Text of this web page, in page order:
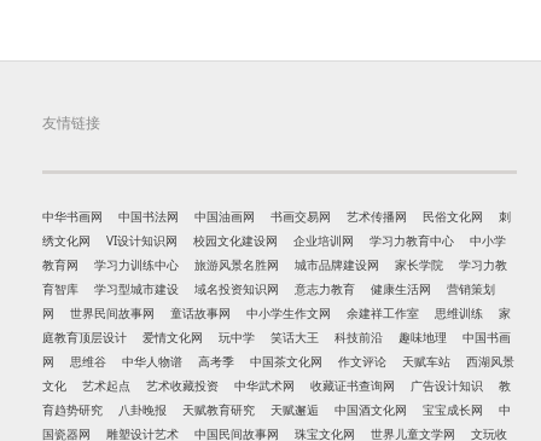
友情链接
中华书画网 中国书法网 中国油画网 书画交易网 艺术传播网 民俗文化网
刺
绣文化网
VI设计知识网 校园文化建设网 企业培训网 学习力教育中心
中小学
教育网
学习力训练中心 旅游风景名胜网 城市品牌建设网 家长学院
学习力教
育智库
学习型城市建设 域名投资知识网 意志力教育 健康生活网
营销策划
网
世界民间故事网 童话故事网 中小学生作文网 余建祥工作室 思维训练
家
庭教育顶层设计
爱情文化网 玩中学 笑话大王 科技前沿 趣味地理
中国书画
网
思维谷 中华人物谱 高考季 中国茶文化网 作文评论 天赋车站
西湖风景
文化
艺术起点 艺术收藏投资 中华武术网 收藏证书查询网 广告设计知识
教
育趋势研究
八卦晚报 天赋教育研究 天赋邂逅 中国酒文化网 宝宝成长网
中
国瓷器网
雕塑设计艺术 中国民间故事网 珠宝文化网 世界儿童文学网 文玩收